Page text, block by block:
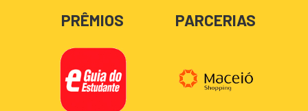
PRÊMIOS PARCERIAS